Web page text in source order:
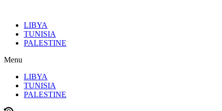
contenuLIBYA
TUNISIA
PALESTINE
Menu
LIBYA
TUNISIA
PALESTINE